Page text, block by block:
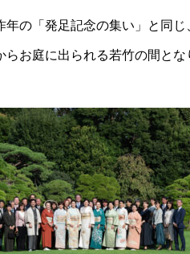
年の「発足記念の集い」と同じ
らお庭に出られる若竹の間とな